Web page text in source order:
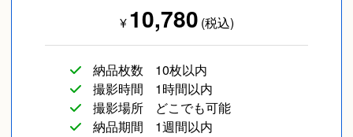
¥10,780 (税込)
納品枚数
10枚以内
撮影時間
1時間以内
撮影場所
どこでも可能
納品期間
1週間以内